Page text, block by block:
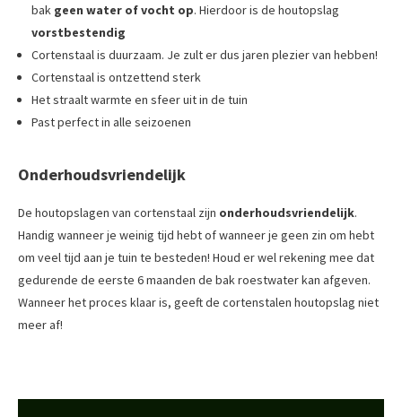
bak geen water of vocht op. Hierdoor is de houtopslag
vorstbestendig
Cortenstaal is duurzaam. Je zult er dus jaren plezier van hebben!
Cortenstaal is ontzettend sterk
Het straalt warmte en sfeer uit in de tuin
Past perfect in alle seizoenen
Onderhoudsvriendelijk
De houtopslagen van cortenstaal zijn onderhoudsvriendelijk.
Handig wanneer je weinig tijd hebt of wanneer je geen zin om hebt
om veel tijd aan je tuin te besteden! Houd er wel rekening mee dat
gedurende de eerste 6 maanden de bak roestwater kan afgeven.
Wanneer het proces klaar is, geeft de cortenstalen houtopslag niet
meer af!